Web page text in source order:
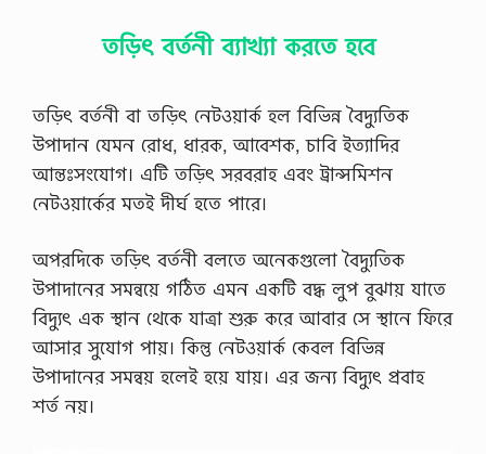
তড়িৎ বর্তনী ব্যাখ্যা করতে হবে
তড়িৎ বর্তনী বা তড়িৎ নেটওয়ার্ক হল বিভিন্ন বৈদ্যুতিক
উপাদান যেমন রোধ, ধারক, আবেশক, চাবি ইত্যাদির
আন্তঃসংযোগ। এটি তড়িৎ সরবরাহ এবং ট্রান্সমিশন
নেটওয়ার্কের মতই দীর্ঘ হতে পারে।
অপরদিকে তড়িৎ বর্তনী বলতে অনেকগুলো বৈদ্যুতিক
উপাদানের সমন্বয়ে গঠিত এমন একটি বদ্ধ লুপ বুঝায় যাতে
বিদ্যুৎ এক স্থান থেকে যাত্রা শুরু করে আবার সে স্থানে ফিরে
আসার সুযোগ পায়। কিন্তু নেটওয়ার্ক কেবল বিভিন্ন
উপাদানের সমন্বয় হলেই হয়ে যায়। এর জন্য বিদ্যুৎ প্রবাহ
শর্ত নয়।